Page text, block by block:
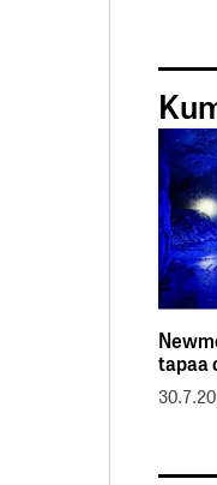
tapaa